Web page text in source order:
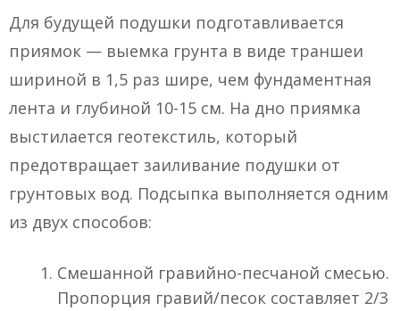
Для будущей подушки подготавливается
приямок — выемка грунта в виде траншеи
шириной в 1,5 раз шире, чем фундаментная
лента и глубиной 10-15 см. На дно приямка
выстилается геотекстиль, который
предотвращает заиливание подушки от
грунтовых вод. Подсыпка выполняется одним
из двух способов:
Смешанной гравийно-песчаной смесью.
Пропорция гравий/песок составляет 2/3